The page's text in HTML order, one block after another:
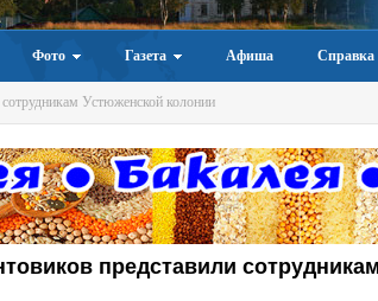
Фото Газета Афиша Справка
Устюженской колонии
представили сотрудникам